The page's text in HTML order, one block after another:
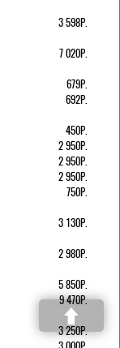
3 598Р.
7 020Р.
679Р.
692Р.
450Р.
2 950Р.
2 950Р.
2 950Р.
750Р.
3 130Р.
2 980Р.
5 850Р.
9 470Р.
3 250Р.